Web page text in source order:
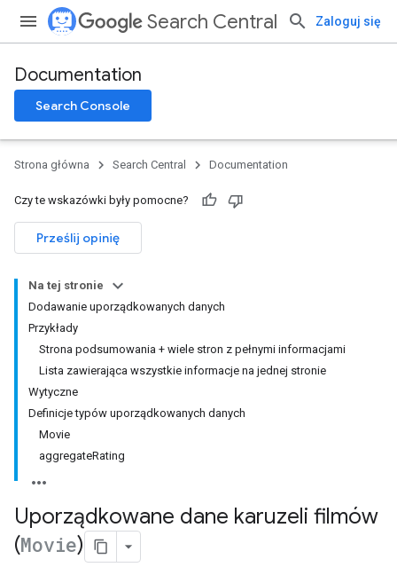
Search Central Zaloguj się
Documentation
Search Console
Strona główna Search Central Documentation
Czy te wskazówki były pomocne?
Prześlij opinię
Na tej stronie
Dodawanie uporządkowanych danych
Przykłady
Strona podsumowania + wiele stron z pełnymi informacjami
Lista zawierająca wszystkie informacje na jednej stronie
Wytyczne
Definicje typów uporządkowanych danych
Movie
aggregateRating
Uporządkowane dane karuzeli filmów
(Movie)